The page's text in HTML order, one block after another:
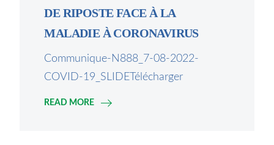
DE RIPOSTE FACE À LA
MALADIE À CORONAVIRUS
Communique-N888_7-08-2022-
COVID-19_SLIDETélécharger
READ MORE